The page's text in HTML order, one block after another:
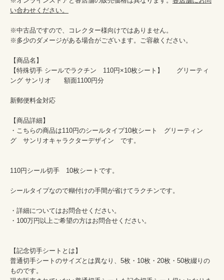
い合わせください。
※中古品ですので、コレクター様向けではありません。
※多少のダメージがある場合がございます。ご容赦ください。
【商品名】
【特殊切手 シールでラクチン　110円×10枚シート】　　グリーティ
ング サンリオ　　額面1100円分
新郵便料金対応
【商品詳細】
・こちらの商品は110円のシールタイプ10枚シート　グリーティン
グ　サンリオキャラクターデザイン　です。
110円シール切手　10枚シートです。
シールタイプなので糊付けの手間が省けてラクチンです。
・詳細についてはお問合せください。
・100万円以上ご希望の方はお問合せください。
【記念切手シートとは】
普通切手シートのサイズとは異なり、5枚・10枚・20枚・50枚綴りの
ものです。